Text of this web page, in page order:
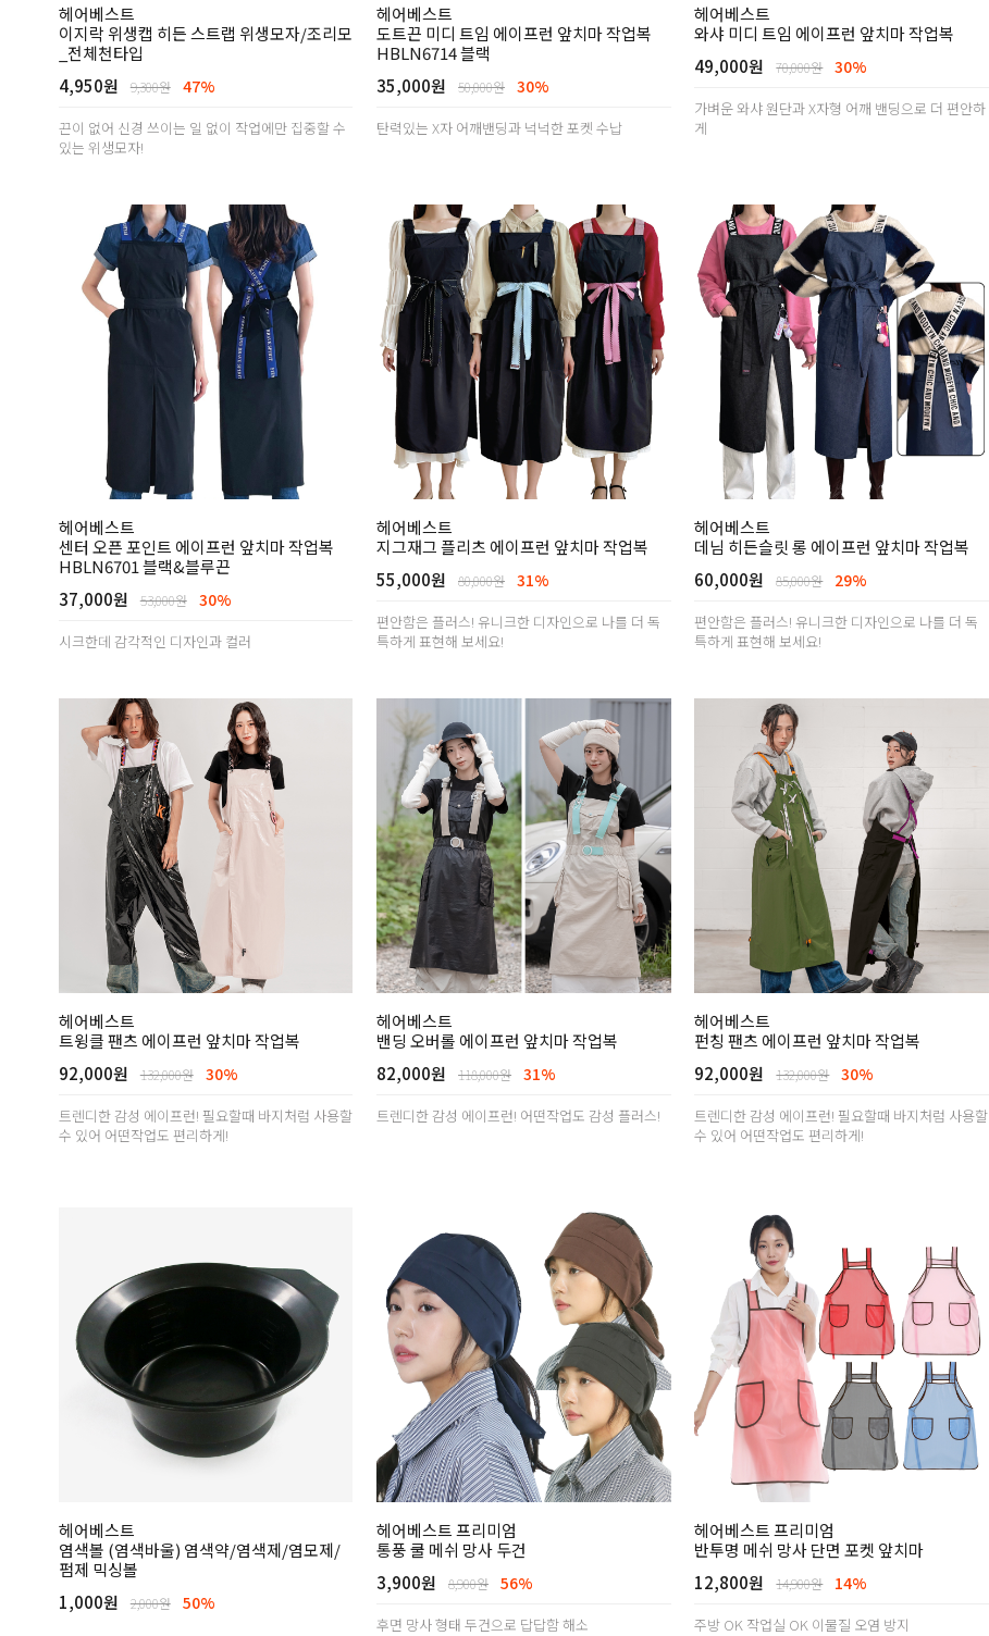
헤어베스트
이지락 위생캡 히든 스트랩 위생모자/조리모
_전체천타입
4,950원
9,300원 47%
끈이 없어 신경 쓰이는 일 없이 작업에만 집중할 수
있는 위생모자!
헤어베스트
도트끈 미디 트임 에이프런 앞치마 작업복
HBLN6714 블랙
35,000원
50,000원 30%
탄력있는 X자 어깨밴딩과 넉넉한 포켓 수납
헤어베스트
와샤 미디 트임 에이프런 앞치마 작업복
49,000원
70,000원 30%
가벼운 와샤 원단과 X자형 어깨 밴딩으로 더 편안하
게
헤어베스트
센터 오픈 포인트 에이프런 앞치마 작업복
HBLN6701 블랙&블루끈
37,000원
53,000원 30%
시크한데 감각적인 디자인과 컬러
헤어베스트
지그재그 플리츠 에이프런 앞치마 작업복
55,000원
80,000원 31%
편안함은 플러스! 유니크한 디자인으로 나를 더 독
특하게 표현해 보세요!
헤어베스트
데님 히든슬릿 롱 에이프런 앞치마 작업복
60,000원
85,000원 29%
편안함은 플러스! 유니크한 디자인으로 나를 더 독
특하게 표현해 보세요!
헤어베스트
트윙클 팬츠 에이프런 앞치마 작업복
92,000원
132,000원 30%
트렌디한 감성 에이프런! 필요할때 바지처럼 사용할
수 있어 어떤작업도 편리하게!
헤어베스트
밴딩 오버롤 에이프런 앞치마 작업복
82,000원
118,000원 31%
트렌디한 감성 에이프런! 어떤작업도 감성 플러스!
헤어베스트
펀칭 팬츠 에이프런 앞치마 작업복
92,000원
132,000원 30%
트렌디한 감성 에이프런! 필요할때 바지처럼 사용할
수 있어 어떤작업도 편리하게!
헤어베스트
염색볼 (염색바울) 염색약/염색제/염모제/
펌제 믹싱볼
1,000원
2,000원 50%
헤어베스트 프리미엄
통풍 쿨 메쉬 망사 두건
3,900원
8,900원 56%
후면 망사 형태 두건으로 답답함 해소
헤어베스트 프리미엄
반투명 메쉬 망사 단면 포켓 앞치마
12,800원
14,900원 14%
주방 OK 작업실 OK 이물질 오염 방지